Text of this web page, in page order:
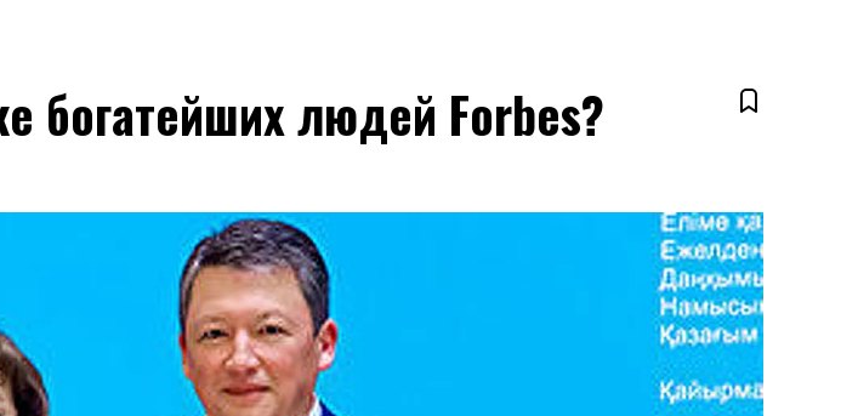
богатейших людей Forbes?